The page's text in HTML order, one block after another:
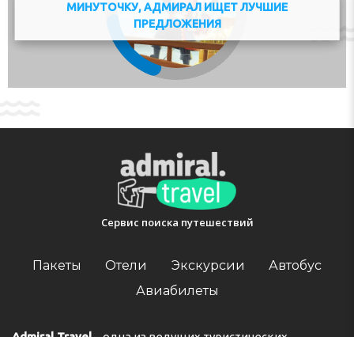
МИНУТОЧКУ, АДМИРАЛ ИЩЕТ ЛУЧШИЕ
ПРЕДЛОЖЕНИЯ
Сервис поиска путешествий
Пакеты Отели Экскурсии
Автобус
Авиабилеты